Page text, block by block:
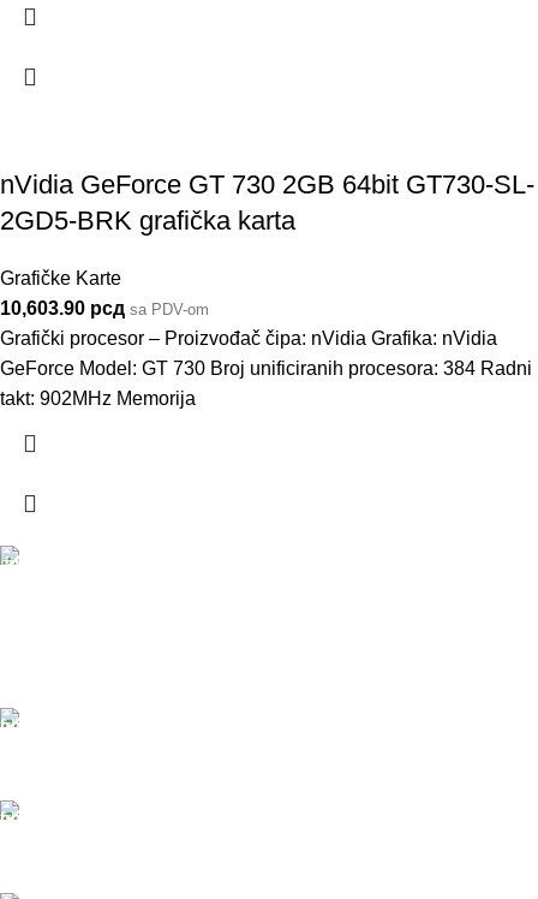
nVidia GeForce GT 730 2GB 64bit GT730-SL-
2GD5-BRK grafička karta
Grafičke Karte
10,603.90 рсд sa PDV-om
Grafički procesor – Proizvođač čipa: nVidia Grafika: nVidia
GeForce Model: GT 730 Broj unificiranih procesora: 384 Radni
takt: 902MHz Memorija